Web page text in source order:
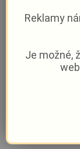
Reklamy
Je možné,